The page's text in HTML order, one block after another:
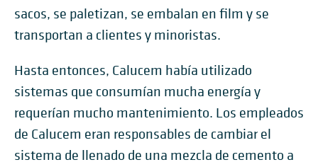
sacos, se paletizan, se embalan en film y se
transportan a clientes y minoristas.
Hasta entonces, Calucem había utilizado
sistemas que consumían mucha energía y
requerían mucho mantenimiento. Los empleados
de Calucem eran responsables de cambiar el
sistema de llenado de una mezcla de cemento a